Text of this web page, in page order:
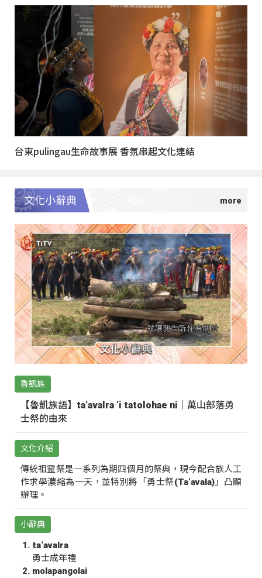
台東pulingau生命故事展 香氛串起文化連結
文化小辭典
魯凱族
【魯凱族語】ta‘avalra ‘i tatolohae ni｜萬山部落勇
士祭的由來
文化介紹
傳統祖靈祭是一系列為期四個月的祭典，現今配合族人工
作求學濃縮為一天，並特別將「勇士祭(Ta‘avala)」凸顯
辦理。
小辭典
ta‘avalra
勇士成年禮
molapangolai